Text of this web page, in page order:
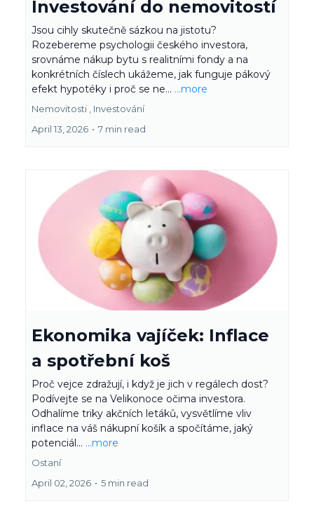
Investování do nemovitostí
Jsou cihly skutečně sázkou na jistotu?
Rozebereme psychologii českého investora,
srovnáme nákup bytu s realitními fondy a na
konkrétních číslech ukážeme, jak funguje pákový
efekt hypotéky i proč se ne... ...more
Nemovitosti ,
Investování
April 13, 2026 • 7 min read
Ekonomika vajíček: Inflace
a spotřební koš
Proč vejce zdražují, i když je jich v regálech dost?
Podívejte se na Velikonoce očima investora.
Odhalíme triky akčních letáků, vysvětlíme vliv
inflace na váš nákupní košík a spočítáme, jaký
potenciál... ...more
Ostaní
April 02, 2026 • 5 min read